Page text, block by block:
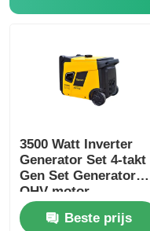
3500 Watt Inverter
Generator Set 4-takt
Gen Set Generator
OHV-motor
Beste prijs